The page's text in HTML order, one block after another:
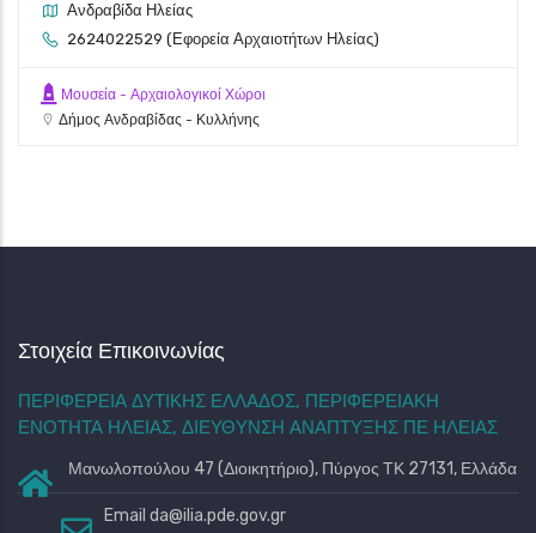
Ανδραβίδα Ηλείας
2624022529 (Εφορεία Αρχαιοτήτων Ηλείας)
Μουσεία - Αρχαιολογικοί Χώροι
Δήμος Ανδραβίδας - Κυλλήνης
Στοιχεία Επικοινωνίας
ΠΕΡΙΦΕΡΕΙΑ ΔΥΤΙΚΗΣ ΕΛΛΑΔΟΣ, ΠΕΡΙΦΕΡΕΙΑΚΗ
ΕΝΟΤΗΤΑ ΗΛΕΙΑΣ, ΔΙΕΥΘΥΝΣΗ ΑΝΑΠΤΥΞΗΣ ΠΕ ΗΛΕΙΑΣ
Μανωλοπούλου 47 (Διοικητήριο), Πύργος ΤΚ 27131, Ελλάδα
Email da@ilia.pde.gov.gr